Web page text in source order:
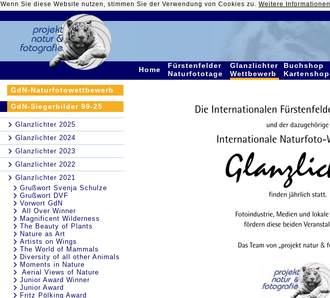
Wenn Sie diese Website nutzen, stimmen Sie der Verwendung von Cookies zu. Weitere Informationen
Home
Fürstenfelder
Naturfototage
Glanzlichter
Wettbewerb
Buchshop
Kartenshop
GdN-Naturfotowettbewerb
GdN-Siegerbilder 99-25
Glanzlichter 2025
Glanzlichter 2024
Glanzlichter 2023
Glanzlichter 2022
Glanzlichter 2021
Grußwort Svenja Schulze
Grußwort DVF
Vorwort GdN
All Over Winner
Magnificent Wilderness
The Beauty of Plants
Nature as Art
Artists on Wings
The World of Mammals
Diversity of all other Animals
Moments in Nature
Aerial Views of Nature
Junior Award Winner
Junior Award
Fritz Pölking Award